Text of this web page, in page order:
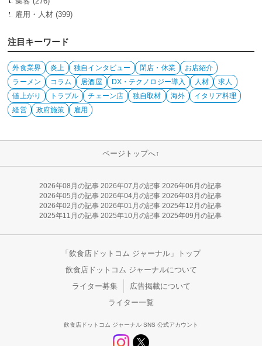
雇用・人材 (399)
注目キーワード
外食業界 炎上 独自インタビュー 閉店・休業
お店紹介
ラーメン
コラム 居酒屋 DX・テクノロジー導入 人材
求人
値上がり
トラブル チェーン店 独自取材 海外
イタリア料理
経営
政府施策 雇用
ページトップへ↑
2026年08月の記事 2026年07月の記事 2026年06月の記事
2026年05月の記事 2026年04月の記事 2026年03月の記事
2026年02月の記事 2026年01月の記事 2025年12月の記事
2025年11月の記事 2025年10月の記事 2025年09月の記事
「飲食店ドットコム ジャーナル」トップ
飲食店ドットコム ジャーナルについて
ライター募集
広告掲載について
ライター一覧
飲食店ドットコム ジャーナル SNS 公式アカウント